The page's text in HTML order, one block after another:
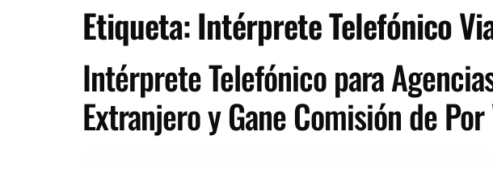
Etiqueta:Intérprete Telefónico
Intérprete Telefónico para
Extranjero y Gane Comisión de